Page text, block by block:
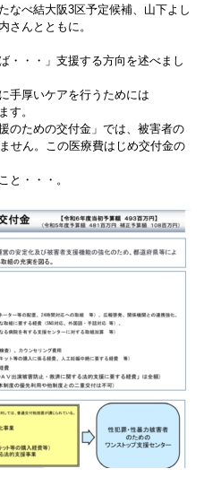
なべ結大阪3区予定候補、山下よし
さんとともに。
・・・」支援する方向を述べまし
手厚いケアを行うためには
す。
のための交付金」では、被害者の
せん。この医療費はじめ交付金の
と・・・。